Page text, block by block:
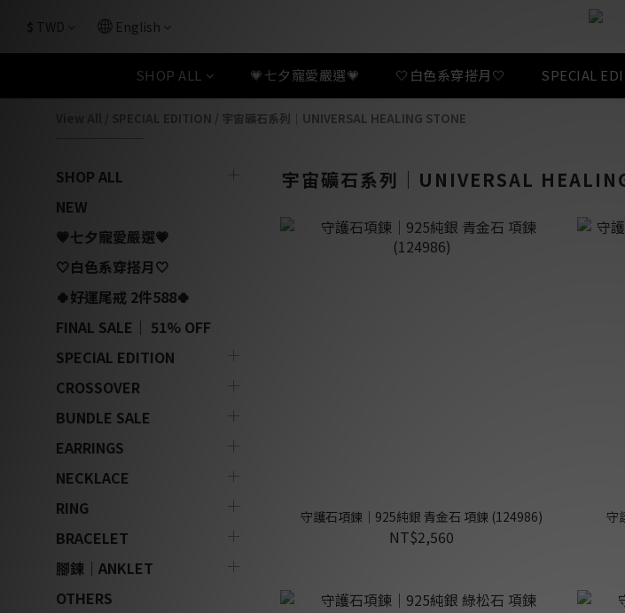
$ TWD English
SHOP ALL 💗七夕寵愛嚴選💗 🤍白色系穿搭月🤍 SPECIAL
SPECIAL EDITION / 宇宙礦石系列｜UNIVERSAL HEALING STONE
SHOP ALL
NEW
💗七夕寵愛嚴選💗
🤍白色系穿搭月🤍
🍀好運尾戒 2件588🍀
FINAL SALE｜ 51% OFF
SPECIAL EDITION
CROSSOVER
BUNDLE SALE
EARRINGS
NECKLACE
RING
BRACELET
腳鍊｜ANKLET
OTHERS
宇宙礦石系列｜UNIVERSAL
守護石項鍊｜925純銀 青金石 項鍊 (124986)
NT$2,560
守